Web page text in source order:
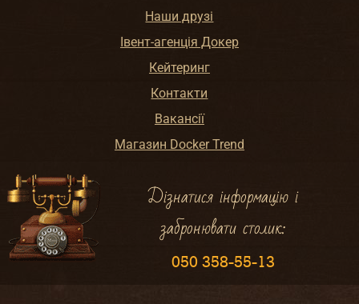
Наши друзі
Івент-агенція Докер
Кейтеринг
Контакти
Вакансії
Магазин Docker Trend
Дізнатися інформацію і
забронювати столик:
050 358-55-13